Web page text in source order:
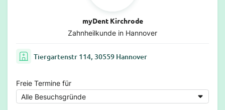
myDent Kirchrode
Zahnheilkunde in Hannover
Tiergartenstr 114, 30559 Hannover
Freie Termine für